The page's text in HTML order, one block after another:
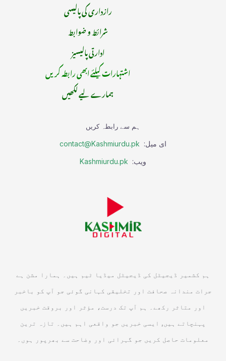
رازداری کی پالیسی
شرائط و ضوابط
ادارتی پالیسیز
اشتہارات کیلئے ابھی رابطہ کریں
ہمارے لیے لکھیں
ہم سے رابطہ کریں
ای میل: contact@Kashmiurdu.pk
ویب: Kashmiurdu.pk
ہم کشمیر ڈیجیٹل کی ڈیجیٹل میڈیا ٹیم ہیں۔ ہمارا مشن ہے
جرات مندانہ صحافت اور تخلیقی کہانی گوئی جو آپ کو باخبر
اور متاثر رکھے۔ ہم آپ تک درست، مؤثر اور بروقت خبریں
پہنچاتے ہیں, ایسی خبریں جو واقعی اہم ہیں۔ تازہ ترین
معلومات حاصل کریں جو گہرائی اور وضاحت سے بھرپور ہوں۔